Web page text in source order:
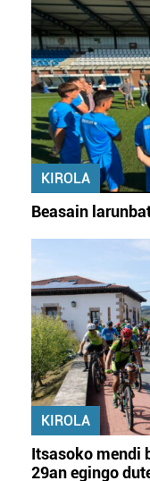
KIROLA
Beasain
KIROLA
Itsasoko mendi
29an egingo